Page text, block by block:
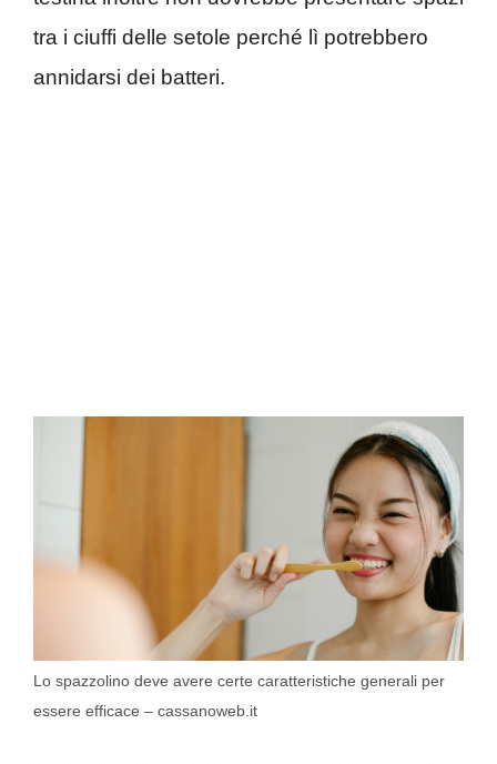
tra i ciuffi delle setole perché lì potrebbero
annidarsi dei batteri.
Lo spazzolino deve avere certe caratteristiche generali per
essere efficace – cassanoweb.it